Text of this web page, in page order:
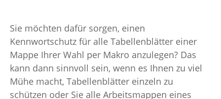
Sie möchten dafür sorgen, einen
Kennwortschutz für alle Tabellenblätter einer
Mappe Ihrer Wahl per Makro anzulegen? Das
kann dann sinnvoll sein, wenn es Ihnen zu viel
Mühe macht, Tabellenblätter einzeln zu
schützen oder Sie alle Arbeitsmappen eines